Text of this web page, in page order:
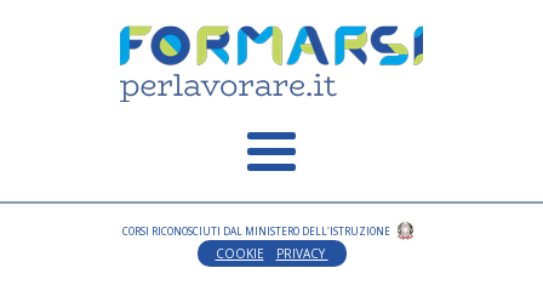
CORSI RICONOSCIUTI DAL MINISTERO DELL'ISTRUZIONE
COOKIE PRIVACY